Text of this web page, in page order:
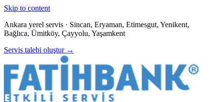
Skip to content
Ankara yerel servis · Sincan, Eryaman, Etimesgut, Yenikent,
Bağlıca, Ümitköy, Çayyolu, Yaşamkent
Servis talebi oluştur →